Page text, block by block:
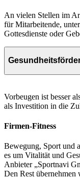
An vielen Stellen im
für Mitarbeitende,
Gottesdienste oder
Vorbeugen ist besser
als Investition in die
Firmen-Fitness
Bewegung, Sport und
es um Vitalität und
Anbieter „Sportnavi
Den Rest übernehmen